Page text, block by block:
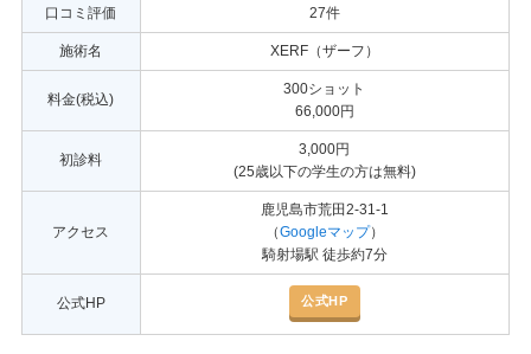
口コミ評価
27件
施術名 XERF（ザーフ）
料金(税込)
300ショット
66,000円
初診料
3,000円
(25歳以下の学生の方は無料)
アクセス
鹿児島市荒田2-31-1
（Googleマップ）
騎射場駅 徒歩約7分
公式HP 公式HP